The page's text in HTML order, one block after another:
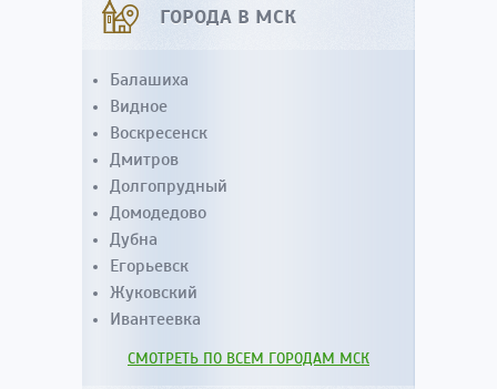
ГОРОДА В МСК
Балашиха
Видное
Воскресенск
Дмитров
Долгопрудный
Домодедово
Дубна
Егорьевск
Жуковский
Ивантеевка
СМОТРЕТЬ ПО ВСЕМ ГОРОДАМ МСК